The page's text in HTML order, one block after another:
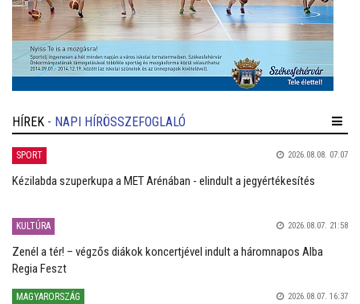
HÍREK - NAPI HÍRÖSSZEFOGLALÓ
SPORT 2026.08.08. 07:07
Kézilabda szuperkupa a MET Arénában - elindult a jegyértékesítés
KULTÚRA 2026.08.07. 21:58
Zenél a tér! – végzős diákok koncertjével indult a háromnapos Alba
Regia Feszt
MAGYARORSZÁG 2026.08.07. 16:37